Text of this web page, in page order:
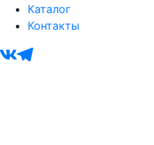
Каталог
Контакты